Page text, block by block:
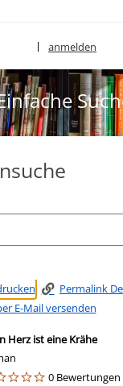
anmelden
Permalink
E-Mail versenden
Herz ist eine Krähe
0 Bewertungen